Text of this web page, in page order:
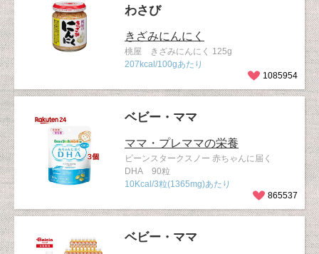
わさび
きざみにんにく
桃屋 きざみにんにく 125g
207kcal/100gあたり
1085954
ベビー・ママ
ママ・プレママの栄養
ビーンスタークスノー 赤ちゃんに届く
DHA 90粒
10Kcal/3粒(1365mg)あたり
865537
ベビー・ママ